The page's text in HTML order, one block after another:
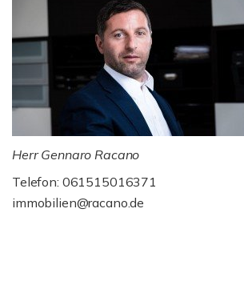
Herr Gennaro Racano
Telefon: 061515016371
immobilien@racano.de